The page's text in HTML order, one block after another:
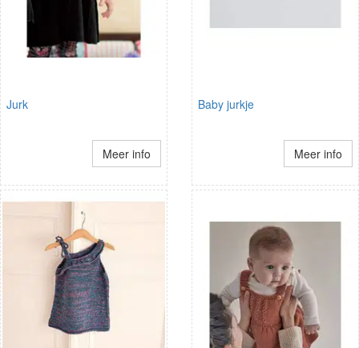
Jurk
Meer info
Baby jurkje
Meer info